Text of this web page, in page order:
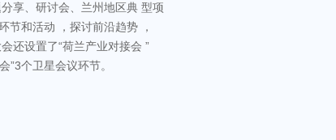
享、研讨会、兰州地区典 型项
节和活动 ，探讨前沿趋势 ，
还设置了“荷兰产业对接会 ”
”3个卫星会议环节。